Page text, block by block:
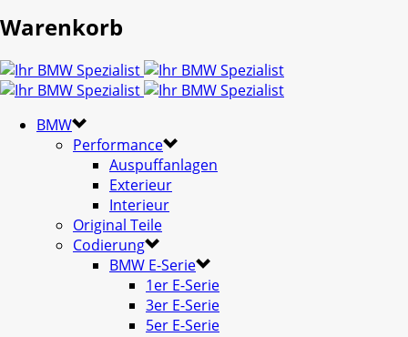
Warenkorb
BMW
Performance
Auspuffanlagen
Exterieur
Interieur
Original Teile
Codierung
BMW E-Serie
1er E-Serie
3er E-Serie
5er E-Serie